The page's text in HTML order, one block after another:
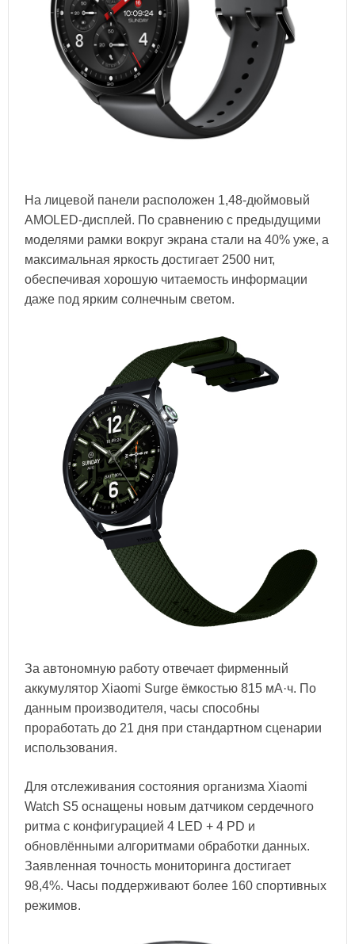
На лицевой панели расположен 1,48-дюймовый
AMOLED-дисплей. По сравнению с предыдущими
моделями рамки вокруг экрана стали на 40% уже, а
максимальная яркость достигает 2500 нит,
обеспечивая хорошую читаемость информации
даже под ярким солнечным светом.
За автономную работу отвечает фирменный
аккумулятор Xiaomi Surge ёмкостью 815 мА·ч. По
данным производителя, часы способны
проработать до 21 дня при стандартном сценарии
использования.
Для отслеживания состояния организма Xiaomi
Watch S5 оснащены новым датчиком сердечного
ритма с конфигурацией 4 LED + 4 PD и
обновлёнными алгоритмами обработки данных.
Заявленная точность мониторинга достигает
98,4%. Часы поддерживают более 160 спортивных
режимов.